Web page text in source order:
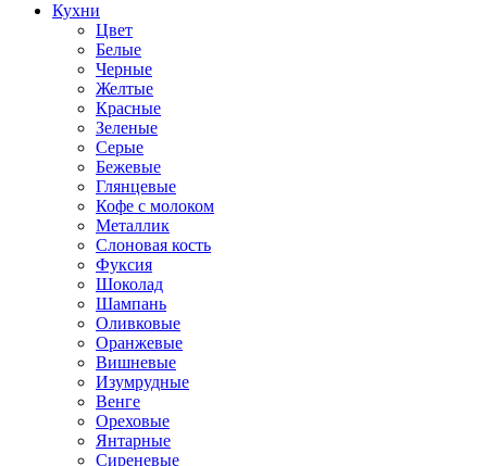
Кухни
Цвет
Белые
Черные
Желтые
Красные
Зеленые
Серые
Бежевые
Глянцевые
Кофе с молоком
Металлик
Слоновая кость
Фуксия
Шоколад
Шампань
Оливковые
Оранжевые
Вишневые
Изумрудные
Венге
Ореховые
Янтарные
Сиреневые